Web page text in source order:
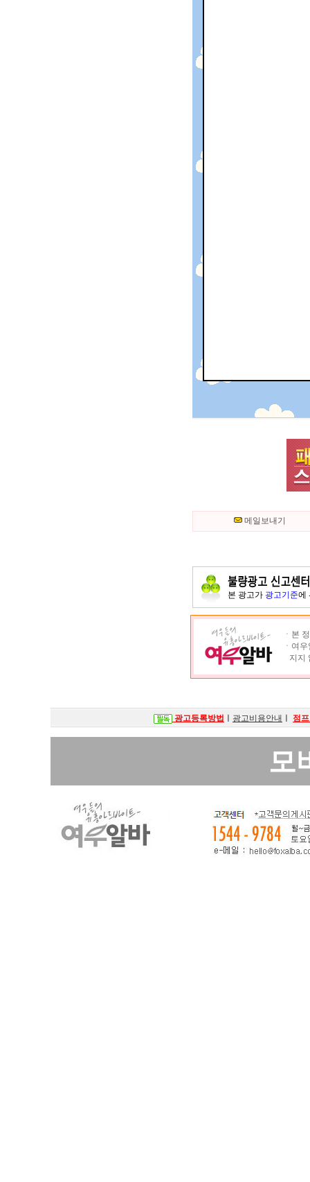
메일보내기
본 광고가 광고기준에
ㆍ본
ㆍ여
지지
광고등록방법 광고비용안내 점
모